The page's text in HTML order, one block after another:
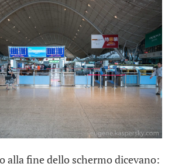
alla fine dello schermo dicevano: